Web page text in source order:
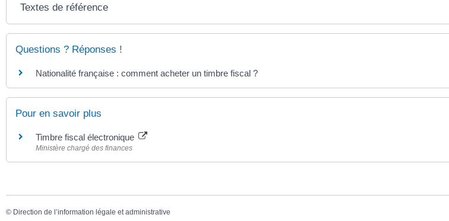
Textes de référence
Questions ? Réponses !
Nationalité française : comment acheter un timbre fiscal ?
Pour en savoir plus
Timbre fiscal électronique
Ministère chargé des finances
© Direction de l’information légale et administrative